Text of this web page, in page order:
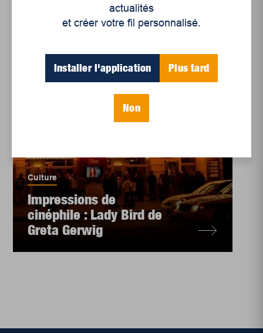
Culture
Impressions de
cinéphile : Lady Bird de
Greta Gerwig
actualités
et créer votre fil personnalisé.
Installer l'application Plus tard
Non